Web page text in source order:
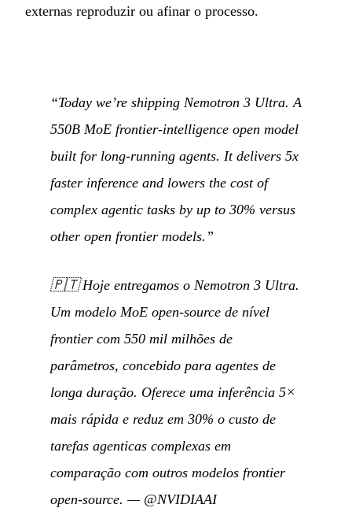
externas reproduzir ou afinar o processo.
“Today we’re shipping Nemotron 3 Ultra. A
550B MoE frontier-intelligence open model
built for long-running agents. It delivers 5x
faster inference and lowers the cost of
complex agentic tasks by up to 30% versus
other open frontier models.”
🇵🇹Hoje entregamos o Nemotron 3 Ultra.
Um modelo MoE open-source de nível
frontier com 550 mil milhões de
parâmetros, concebido para agentes de
longa duração. Oferece uma inferência 5×
mais rápida e reduz em 30% o custo de
tarefas agenticas complexas em
comparação com outros modelos frontier
open-source. — @NVIDIAAI